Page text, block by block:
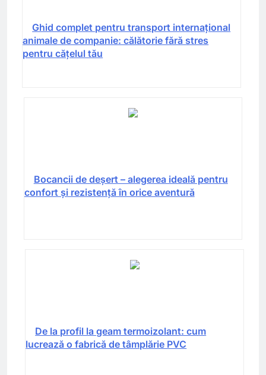
Ghid complet pentru transport internațional
animale de companie: călătorie fără stres
pentru cățelul tău
Bocancii de deșert – alegerea ideală pentru
confort și rezistență în orice aventură
De la profil la geam termoizolant: cum
lucrează o fabrică de tâmplărie PVC